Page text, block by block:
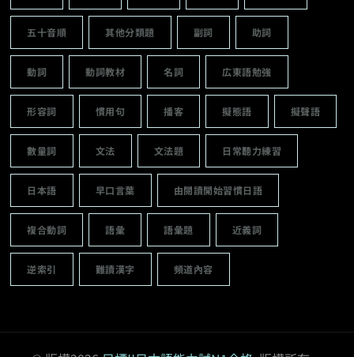
五十音順 其他分類題 副詞 助詞
動詞 動詞教材 名詞 広東語勉強
形容詞 慣用句 播客 擬態語 擬聲語
數量詞 文法 文法題 日常聽力練習
日本語 早口言葉 由閱讀開始習慣日語
複合動詞 語彙 語彙題 近義詞
逆索引 難讀漢字 頻道內容